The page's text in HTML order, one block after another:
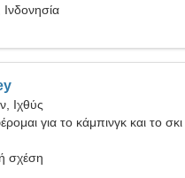
Ιχθύς
για το κάμπινγκ και το σκι
σχέση